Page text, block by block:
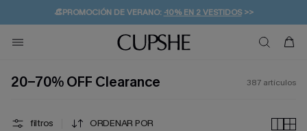
👒PROMOCIÓN DE VERANO:-10% EN 2 VESTIDOS>>
💌¡SUSCRIBIRSE & GANAR -10% EXTRA!
🚚ENVÍO GRATUITO A PARTIR DE 49 € >>
20-70% OFF Clearance 387 artículos
filtros ORDENAR POR